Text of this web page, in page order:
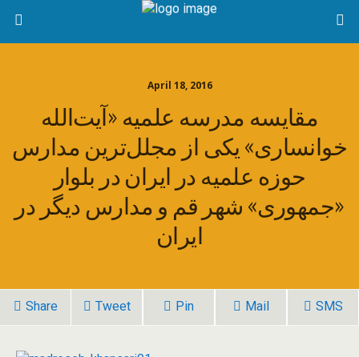
April 18, 2016
مقایسه مدرسه علمیه «آیت‌الله
خوانساری» یکی از مجلل‌ترین مدارس
حوزه علمیه در ایران در بلوار
«جمهوری» شهر قم و مدارس دیگر در
ایران
Share Tweet Pin Mail SMS